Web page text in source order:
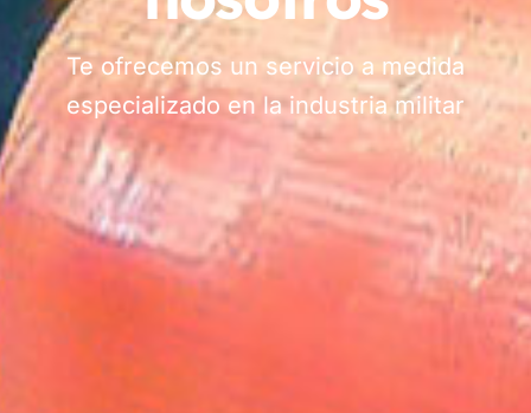
Te ofrecemos un servicio a medida
especializado en la industria militar